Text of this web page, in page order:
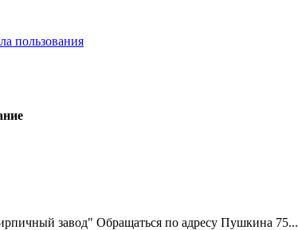
пользования
завод" Обращаться по адресу Пушкина 75...